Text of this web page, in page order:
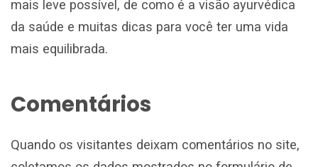
mais leve possível, de como é a visão ayurvédica
da saúde e muitas dicas para você ter uma vida
mais equilibrada.
Comentários
Quando os visitantes deixam comentários no site,